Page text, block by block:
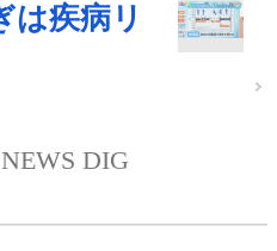
は疾病リ
DIG